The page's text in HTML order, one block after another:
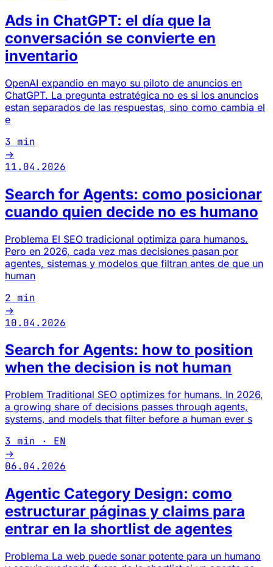
Ads in ChatGPT: el día que la
conversación se convierte en
inventario
OpenAI expandio en mayo su piloto de anuncios en
ChatGPT. La pregunta estratégica no es si los anuncios
estan separados de las respuestas, sino como cambia el
e
3 min
→
11.04.2026
Search for Agents: como posicionar
cuando quien decide no es humano
Problema El SEO tradicional optimiza para humanos.
Pero en 2026, cada vez mas decisiones pasan por
agentes, sistemas y modelos que filtran antes de que un
human
2 min
→
10.04.2026
Search for Agents: how to position
when the decision is not human
Problem Traditional SEO optimizes for humans. In 2026,
a growing share of decisions passes through agents,
systems, and models that filter before a human ever s
3 min · EN
→
06.04.2026
Agentic Category Design: como
estructurar páginas y claims para
entrar en la shortlist de agentes
Problema La web puede sonar potente para un humano